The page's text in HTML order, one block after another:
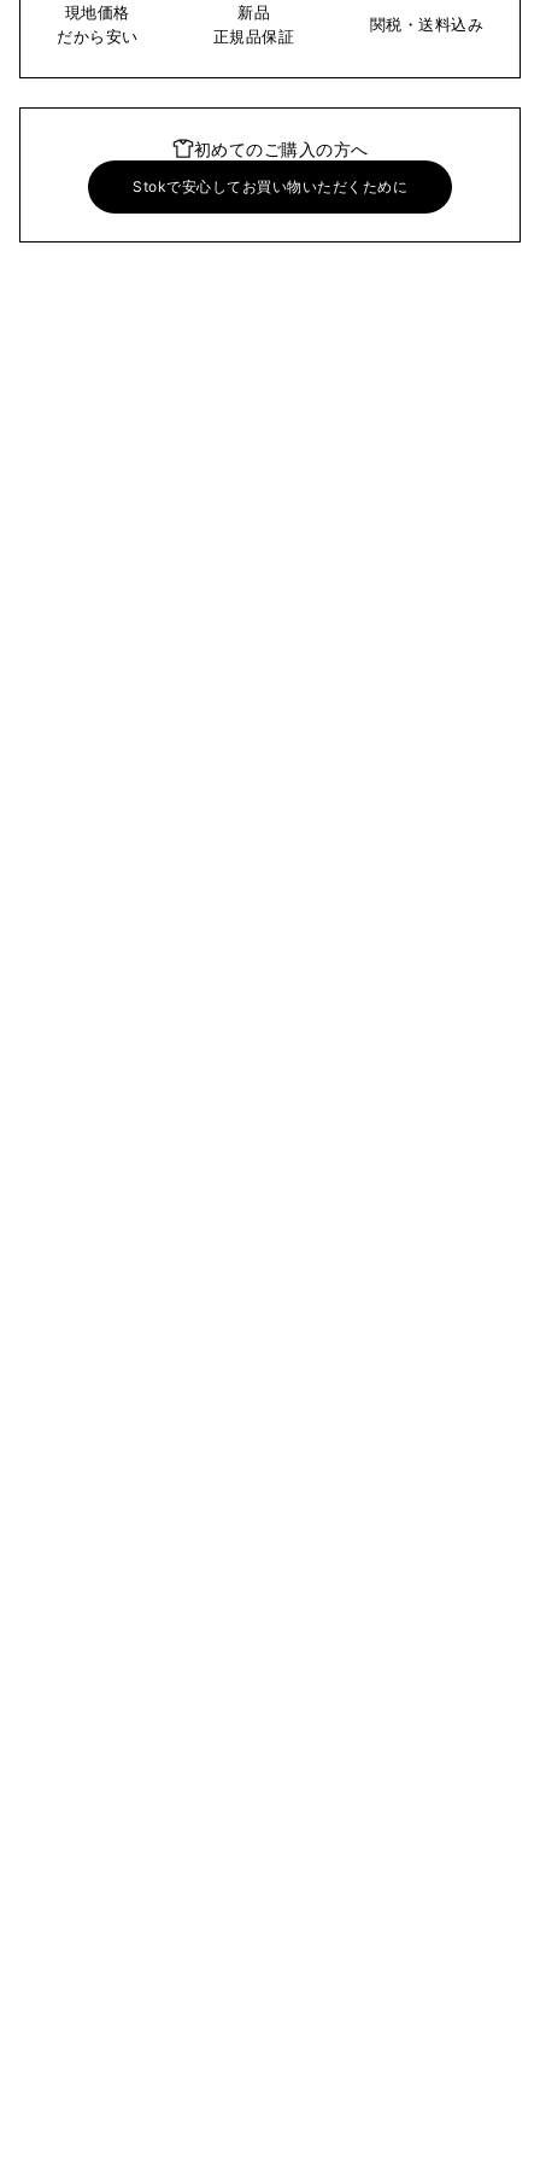
現地価格
だから安い
新品
正規品保証
関税・送料込み
初めてのご購入の方へ
Stokで安心してお買い物いただくために